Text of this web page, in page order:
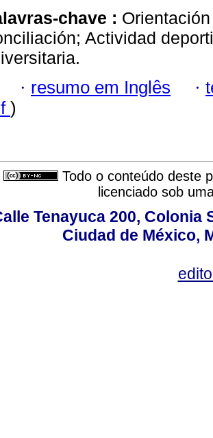
chave :
Actividad
· resumo em Inglês ·
)
Todo o conteúdo deste
licenciado sob
Tenayuca 200, Colonia
Ciudad de México,